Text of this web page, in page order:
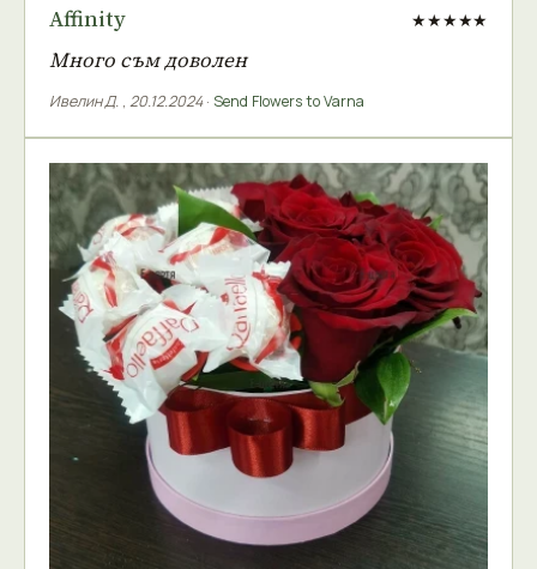
Affinity ★★★★★
Много съм доволен
Ивелин Д. , 20.12.2024· Send Flowers to Varna